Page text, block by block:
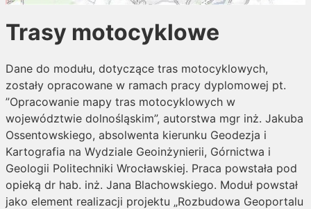
Trasy motocyklowe
Dane do modułu, dotyczące tras motocyklowych,
zostały opracowane w ramach pracy dyplomowej pt.
”Opracowanie mapy tras motocyklowych w
województwie dolnośląskim”, autorstwa mgr inż. Jakuba
Ossentowskiego, absolwenta kierunku Geodezja i
Kartografia na Wydziale Geoinżynierii, Górnictwa i
Geologii Politechniki Wrocławskiej. Praca powstała pod
opieką dr hab. inż. Jana Blachowskiego. Moduł powstał
jako element realizacji projektu „Rozbudowa Geoportalu